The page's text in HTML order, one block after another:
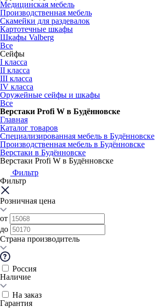
Медицинская мебель
Производственная мебель
Скамейки для раздевалок
Картотечные шкафы
Шкафы Valberg
Все
Сейфы
I класса
II класса
III класса
IV класса
Оружейные сейфы и шкафы
Все
Верстаки Profi W в Будённовске
Главная
Каталог товаров
Специализированная мебель в Будённовске
Производственная мебель в Будённовске
Верстаки в Будённовске
Верстаки Profi W в Будённовске
Фильтр
Фильтр
Розничная цена
от
до
Страна производитель
Россия
Наличие
На заказ
Гарантия